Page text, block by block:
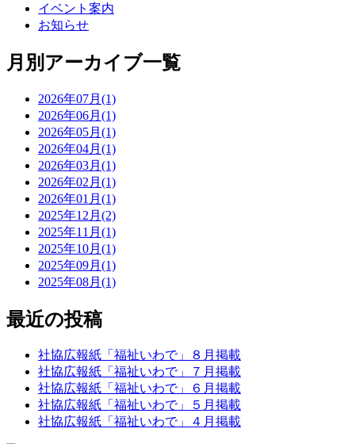
イベント案内
お知らせ
月別アーカイブ一覧
2026年07月(1)
2026年06月(1)
2026年05月(1)
2026年04月(1)
2026年03月(1)
2026年02月(1)
2026年01月(1)
2025年12月(2)
2025年11月(1)
2025年10月(1)
2025年09月(1)
2025年08月(1)
最近の投稿
社協広報紙「福祉いわで」８月掲載
社協広報紙「福祉いわで」７月掲載
社協広報紙「福祉いわで」６月掲載
社協広報紙「福祉いわで」５月掲載
社協広報紙「福祉いわで」４月掲載